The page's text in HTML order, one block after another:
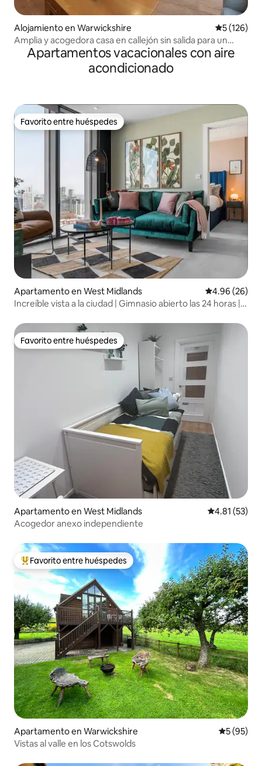
Alojamiento en Warwickshire
5 (126)
Amplia y acogedora casa en callejón sin salida para un
máximo de 6 huéspedes.
Apartamentos vacacionales con aire
acondicionado
Favorito entre huéspedes
Favorito entre huéspedes
Apartamento en West Midlands Calificación
4.96 (26)
Increíble vista a la ciudad | Gimnasio abierto las 24 horas |
Favorito entre huéspedes
Favorito entre huéspedes
Apartamento en West Midlands Calificación
4.81 (53)
Acogedor anexo independiente
Favorito entre huéspedes preferido
Favorito entre huéspedes
Apartamento en Warwickshire
5 (95)
Vistas al valle en los Cotswolds